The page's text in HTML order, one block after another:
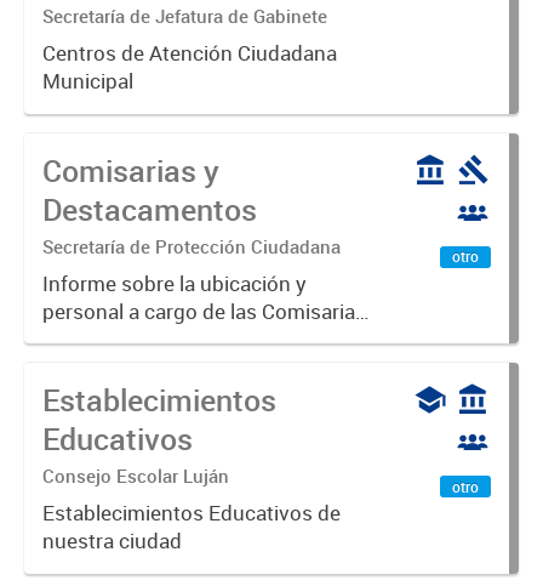
Secretaría de Jefatura de Gabinete
Centros de Atención Ciudadana
Municipal
Comisarias y
Destacamentos
Secretaría de Protección Ciudadana
Informe sobre la ubicación y
personal a cargo de las Comisarias
y Destacamentos del Partido de
otro
Establecimientos
Educativos
Consejo Escolar Luján
Establecimientos Educativos de
nuestra ciudad
otro